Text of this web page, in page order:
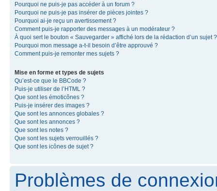
Pourquoi ne puis-je pas accéder à un forum ?
Pourquoi ne puis-je pas insérer de pièces jointes ?
Pourquoi ai-je reçu un avertissement ?
Comment puis-je rapporter des messages à un modérateur ?
À quoi sert le bouton « Sauvegarder » affiché lors de la rédaction d’un sujet ?
Pourquoi mon message a-t-il besoin d’être approuvé ?
Comment puis-je remonter mes sujets ?
Mise en forme et types de sujets
Qu’est-ce que le BBCode ?
Puis-je utiliser de l’HTML ?
Que sont les émoticônes ?
Puis-je insérer des images ?
Que sont les annonces globales ?
Que sont les annonces ?
Que sont les notes ?
Que sont les sujets verrouillés ?
Que sont les icônes de sujet ?
Problèmes de